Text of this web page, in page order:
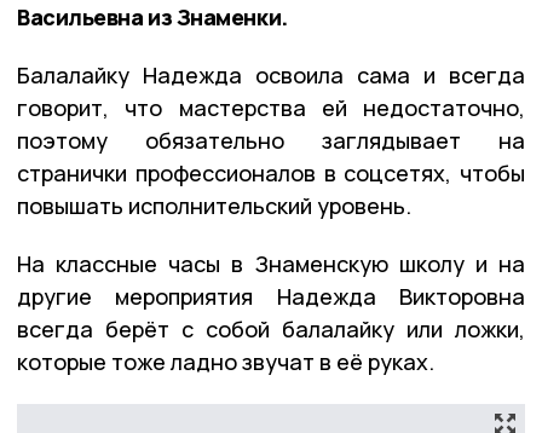
Васильевна из Знаменки.
Балалайку Надежда освоила сама и всегда
говорит, что мастерства ей недостаточно,
поэтому обязательно заглядывает на
странички профессионалов в соцсетях, чтобы
повышать исполнительский уровень.
На классные часы в Знаменскую школу и на
другие мероприятия Надежда Викторовна
всегда берёт с собой балалайку или ложки,
которые тоже ладно звучат в её руках.